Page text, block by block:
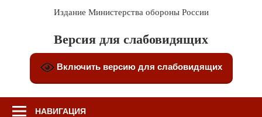
Издание Министерства обороны России
Версия для слабовидящих
Включить версию для слабовидящих
НАВИГАЦИЯ